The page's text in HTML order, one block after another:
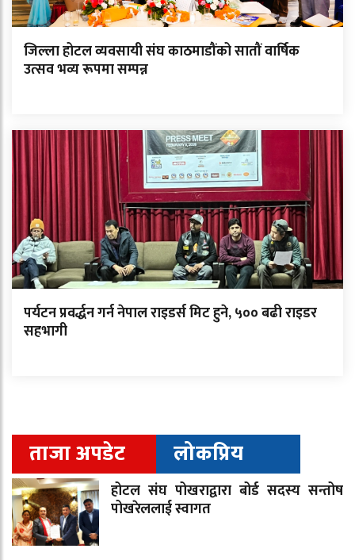
जिल्ला होटल व्यवसायी संघ काठमाडौंको सातौं वार्षिक
उत्सव भव्य रूपमा सम्पन्न
पर्यटन प्रवर्द्धन गर्न नेपाल राइडर्स मिट हुने, ५०० बढी राइडर
सहभागी
ताजा अपडेट लोकप्रिय
होटल संघ पोखराद्वारा बोर्ड सदस्य सन्तोष
पोखरेललाई स्वागत